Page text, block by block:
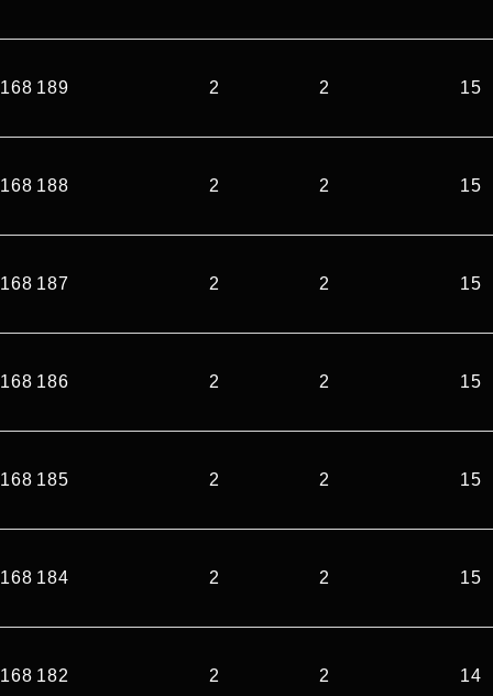
168 189 2 2 15
168 188 2 2 15
168 187 2 2 15
168 186 2 2 15
168 185 2 2 15
168 184 2 2 15
168 182 2 2 14